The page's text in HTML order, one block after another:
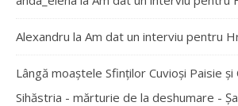
Alexandru la Am dat un interviu pentru
Lângă moaștele Sfinților Cuvioși Paisie și
Sihăstria - mărturie de la deshumare -